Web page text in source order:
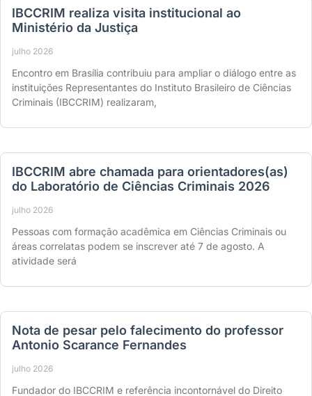
IBCCRIM realiza visita institucional ao
Ministério da Justiça
julho 2026
Encontro em Brasília contribuiu para ampliar o diálogo entre as
instituições Representantes do Instituto Brasileiro de Ciências
Criminais (IBCCRIM) realizaram,
IBCCRIM abre chamada para orientadores(as)
do Laboratório de Ciências Criminais 2026
julho 2026
Pessoas com formação acadêmica em Ciências Criminais ou
áreas correlatas podem se inscrever até 7 de agosto. A
atividade será
Nota de pesar pelo falecimento do professor
Antonio Scarance Fernandes
julho 2026
Fundador do IBCCRIM e referência incontornável do Direito